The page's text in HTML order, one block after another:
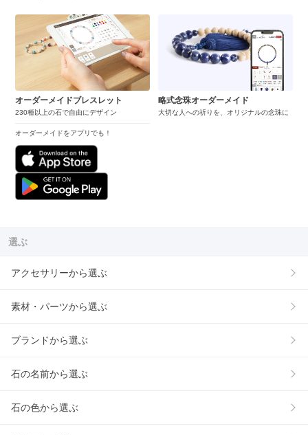
オーダーメイドブレスレット
230種以上の石で自由にデザイン
オーダーメイドをアプリでも！
略式念珠オーダーメイド
大切な人への祈りを、オリジナルの念珠に
選ぶ
アクセサリーから選ぶ
素材・パーツから選ぶ
ブランドから選ぶ
石の名前から選ぶ
石の色から選ぶ